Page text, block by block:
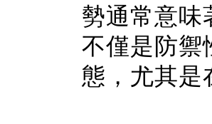
勢通常意味
不僅是防禦
態，尤其是